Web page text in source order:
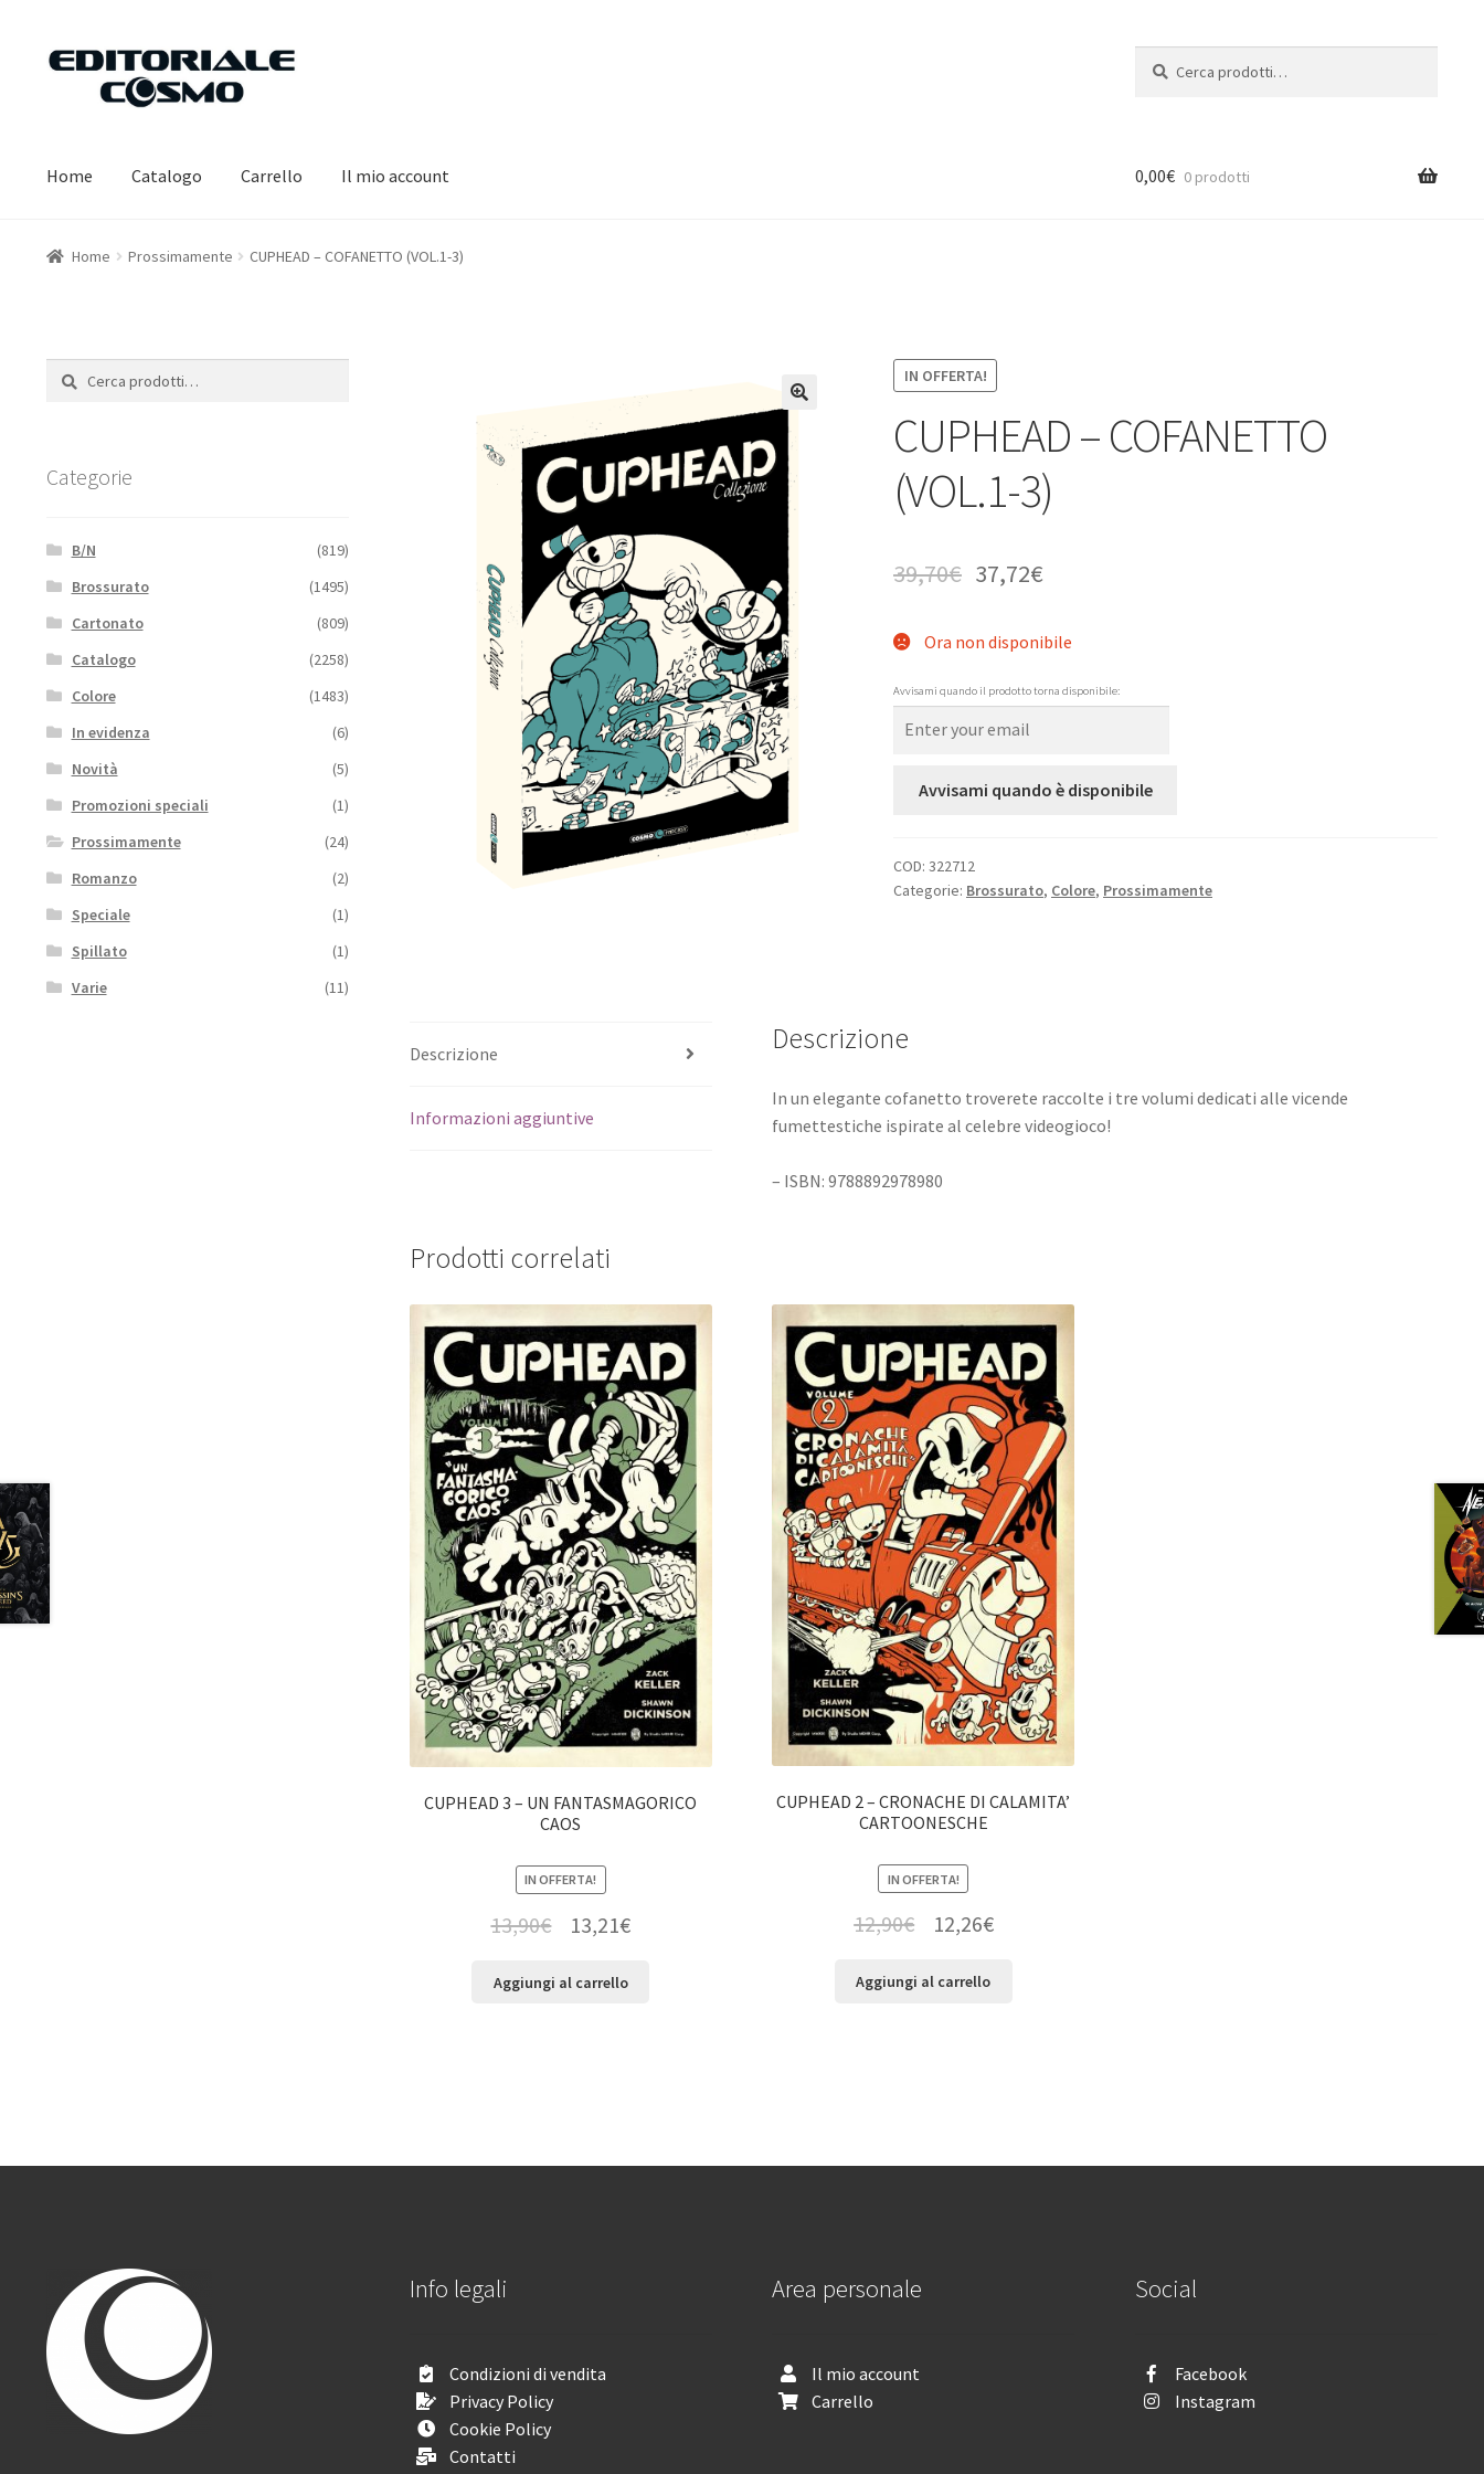
Vai
navigazione
Vai
Home Catalogo Carrello Il mio account 0,00€ 0 prodotti
Home Prossimamente CUPHEAD – COFANETTO (VOL.1-3)
IN OFFERTA!
CUPHEAD – COFANETTO
(VOL.1-3)
39,70€ 37,72€
Ora non disponibile
Avvisami quando il prodotto torna disponibile:
Avvisami quando è disponibile
COD: 322712
Categorie: Brossurato, Colore, Prossimamente
Descrizione
Informazioni aggiuntive
Descrizione
In un elegante cofanetto troverete raccolte i tre volumi dedicati alle vicende
fumettestiche ispirate al celebre videogioco!
– ISBN: 9788892978980
Prodotti correlati
CUPHEAD 3 – UN FANTASMAGORICO
CAOS
IN OFFERTA!
13,90€ 13,21€
Aggiungi al carrello
CUPHEAD 2 – CRONACHE DI CALAMITA’
CARTOONESCHE
IN OFFERTA!
12,90€ 12,26€
Aggiungi al carrello
Cerca:
Cerca
Categorie
B/N
(819)
Brossurato
(1495)
Cartonato
(809)
Catalogo
(2258)
Colore
(1483)
In evidenza
(6)
Novità
(5)
Promozioni speciali
(1)
Prossimamente
(24)
Romanzo
(2)
Speciale
(1)
Spillato
(1)
Varie
(11)
Info legali
Condizioni di vendita
Privacy Policy
Cookie Policy
Contatti
Area personale
Il mio account
Carrello
Social
Facebook
Instagram